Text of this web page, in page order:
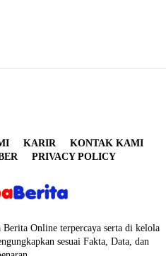
KARIR
KONTAK KAMI
PRIVACY POLICY
Online terpercaya serta di kelola
sesuai Fakta, Data, dan